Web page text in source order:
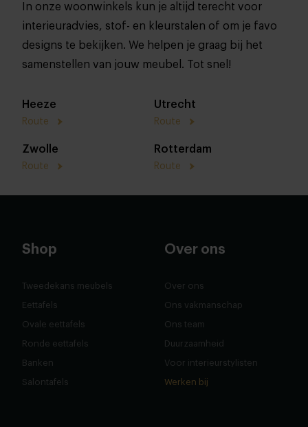
In onze woonwinkels kun je altijd terecht voor
interieuradvies, stof- en kleurstalen of om je favo
designs te bekijken. We helpen je graag bij het
samenstellen van jouw meubel. Tot snel!
Heeze
Route
Utrecht
Route
Zwolle
Route
Rotterdam
Route
Shop
Tweedekans meubels
Eettafels
Ovale eettafels
Ronde eettafels
Banken
Salontafels
Over ons
Over ons
Ons vakmanschap
Ons team
Duurzaamheid
Voor interieurstylisten
Werken bij